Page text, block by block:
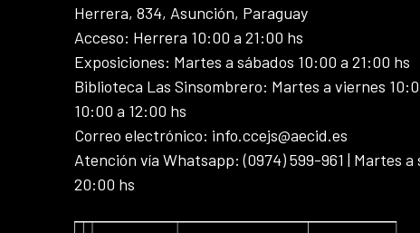
Herrera, 834, Asunción, Paraguay
Acceso: Herrera 10:00 a 21:00 hs
Exposiciones: Martes a sábados 10:00 a 21:00 hs
Biblioteca Las Sinsombrero: Martes a viernes
10:00 a 12:00 hs
Correo electrónico: info.ccejs@aecid.es
Atención vía Whatsapp: (0974) 599-961 | Martes a
20:00 hs